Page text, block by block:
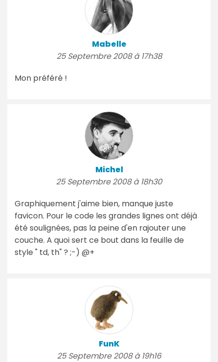
Mabelle
25 Septembre 2008 à 17h38
Mon préféré !
Michel
25 Septembre 2008 à 18h30
Graphiquement j'aime bien, manque juste
favicon. Pour le code les grandes lignes ont déjà
été soulignées, pas la peine d'en rajouter une
couche. A quoi sert ce bout dans la feuille de
style " td, th" ? ;-) @+
FunK
25 Septembre 2008 à 19h16